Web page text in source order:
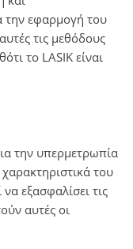
την εφαρμογή του
τις μεθόδους
το LASIK είναι
την υπερμετρωπία
του
εξασφαλίσει τις
αυτές οι